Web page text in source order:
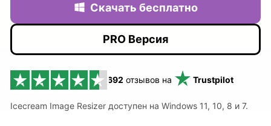
Скачать бесплатно
PRO Версия
692 отзывов на Trustpilot
Icecream Image Resizer доступен на Windows 11, 10, 8 и 7.